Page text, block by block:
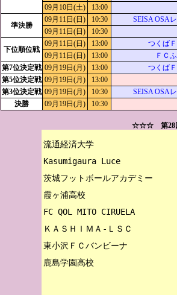
09月10日(土)
13:00
準決勝
09月11日(日) 10:30 SEISA OSA
09月11日(日)
10:30
下位順位戦
09月11日(日) 13:00 つくば
09月11日(日)
13:00 ＦＣ
第7位決定戦 09月19日(月) 13:00 つくば
第5位決定戦 09月19日(月) 13:00
第3位決定戦 09月19日(月) 10:30 SEISA OSA
決勝
09月19日(月) 10:30
☆☆☆ 第28
流通経済大学
Kasumigaura Luce
茨城フットボールアカデミー
霞ヶ浦高校
FC QOL MITO CIRUELA
ＫＡＳＨＩＭＡ-ＬＳＣ
東小沢ＦＣバンビーナ